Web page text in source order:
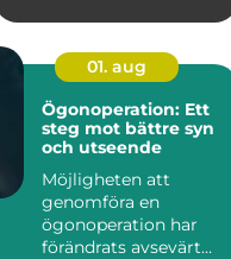
01. aug
Ögonoperation: Ett
steg mot bättre syn
och utseende
Möjligheten att
genomföra en
ögonoperation har
förändrats avsevärt